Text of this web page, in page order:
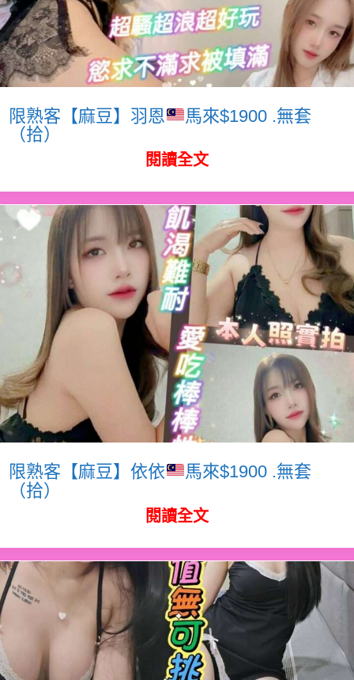
限熟客【麻豆】羽恩
馬來$1900 .無套
（拾）
閱讀全文
限熟客【麻豆】依依
馬來$1900 .無套
（拾）
閱讀全文